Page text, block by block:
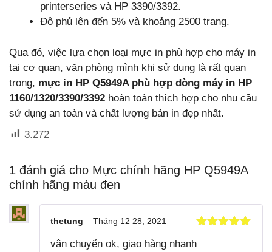
printerseries và HP 3390/3392.
Độ phủ lên đến 5% và khoảng 2500 trang.
Qua đó, việc lựa chọn loại mực in phù hợp cho máy in
tại cơ quan, văn phòng mình khi sử dụng là rất quan
trọng, mực in HP Q5949A phù hợp dòng máy in HP
1160/1320/3390/3392 hoàn toàn thích hợp cho nhu cầu
sử dụng an toàn và chất lượng bản in đẹp nhất.
3.272
1 đánh giá cho Mực chính hãng HP Q5949A
chính hãng màu đen
hạng
thetung – Tháng 12 28, 2021
vận chuyển ok, giao hàng nhanh